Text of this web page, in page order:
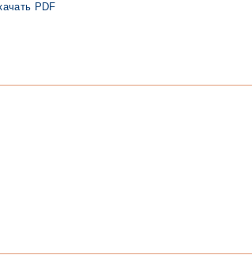
PDF